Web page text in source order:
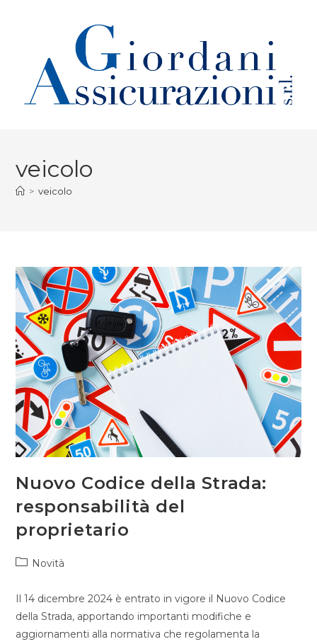
veicolo
> veicolo
Nuovo Codice della Strada:
responsabilità del
proprietario
Novità
Il 14 dicembre 2024 è entrato in vigore il Nuovo Codice
della Strada, apportando importanti modifiche e
aggiornamenti alla normativa che regolamenta la